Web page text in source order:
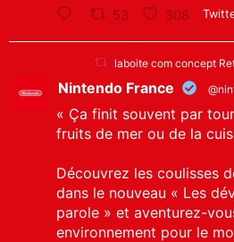
53 308
laboite com concept
Nintendo France
« Ça finit souvent par
fruits de mer ou de la
Découvrez les coulisses
dans le nouveau « Les
parole » et aventurez-
environnement pour le